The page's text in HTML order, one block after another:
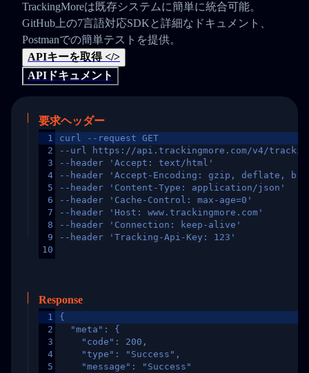
TrackingMoreは既存システムに簡単に統合可能。
GitHub上の7言語対応SDKと詳細なドキュメント、
Postmanでの簡単テストを提供。
APIキーを取得 </>
APIドキュメント
要求ヘッダー
1
2
3
4
5
6
7
8
9
10
curl --request GET
--url https://api.trackingmore.com/v4/trackings/
--header 'Accept: text/html'
--header 'Accept-Encoding: gzip, deflate,
--header 'Content-Type: application/json'
--header 'Cache-Control: max-age=0'
--header 'Host: www.trackingmore.com'
--header 'Connection: keep-alive'
--header 'Tracking-Api-Key: 123'
Response
1
2
3
4
5
{
  "meta": {
    "code": 200,
    "type": "Success",
    "message": "Success"